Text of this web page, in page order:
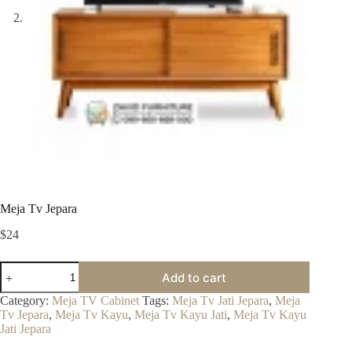
Meja Tv Jepara
$24
Meja
Tv
Jepara
quantity
Add to cart
Category: Meja TV Cabinet Tags: Meja Tv Jati Jepara, Meja
Tv Jepara, Meja Tv Kayu, Meja Tv Kayu Jati, Meja Tv Kayu
Jati Jepara